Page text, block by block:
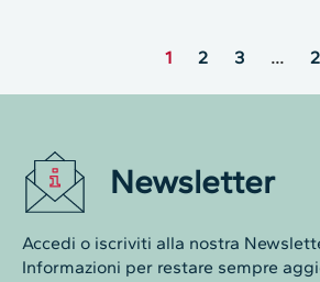
1 2 3 …
Newsletter
Accedi o iscriviti alla nostra
Informazioni per restare sempre